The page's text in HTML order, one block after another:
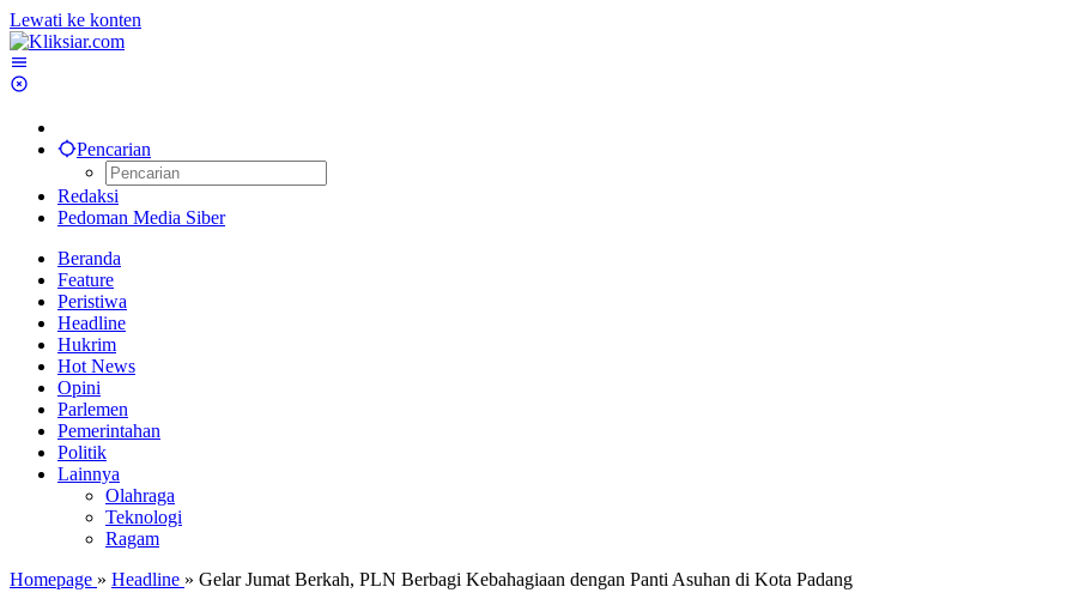
Lewati ke konten
Pencarian
Redaksi
Pedoman Media Siber
Beranda
Feature
Peristiwa
Headline
Hukrim
Hot News
Opini
Parlemen
Pemerintahan
Politik
Lainnya
Olahraga
Teknologi
Ragam
Homepage » Headline » Gelar Jumat Berkah, PLN Berbagi Kebahagiaan dengan Panti Asuhan di Kota Padang